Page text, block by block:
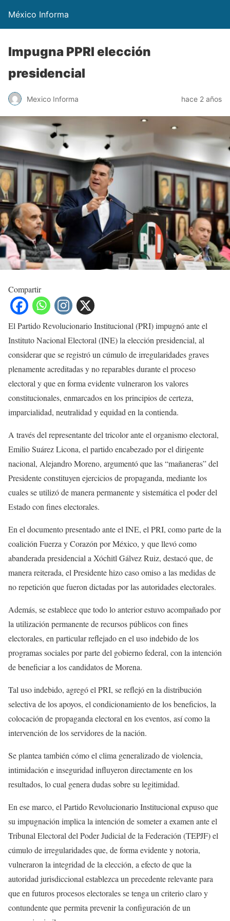
México Informa
Impugna PPRI elección
presidencial
Mexico Informa hace 2 años
Compartir
El Partido Revolucionario Institucional (PRI) impugnó ante el
Instituto Nacional Electoral (INE) la elección presidencial, al
considerar que se registró un cúmulo de irregularidades graves
plenamente acreditadas y no reparables durante el proceso
electoral y que en forma evidente vulneraron los valores
constitucionales, enmarcados en los principios de certeza,
imparcialidad, neutralidad y equidad en la contienda.
A través del representante del tricolor ante el organismo electoral,
Emilio Suárez Licona, el partido encabezado por el dirigente
nacional, Alejandro Moreno, argumentó que las “mañaneras” del
Presidente constituyen ejercicios de propaganda, mediante los
cuales se utilizó de manera permanente y sistemática el poder del
Estado con fines electorales.
En el documento presentado ante el INE, el PRI, como parte de la
coalición Fuerza y Corazón por México, y que llevó como
abanderada presidencial a Xóchitl Gálvez Ruiz, destacó que, de
manera reiterada, el Presidente hizo caso omiso a las medidas de
no repetición que fueron dictadas por las autoridades electorales.
Además, se establece que todo lo anterior estuvo acompañado por
la utilización permanente de recursos públicos con fines
electorales, en particular reflejado en el uso indebido de los
programas sociales por parte del gobierno federal, con la intención
de beneficiar a los candidatos de Morena.
Tal uso indebido, agregó el PRI, se reflejó en la distribución
selectiva de los apoyos, el condicionamiento de los beneficios, la
colocación de propaganda electoral en los eventos, así como la
intervención de los servidores de la nación.
Se plantea también cómo el clima generalizado de violencia,
intimidación e inseguridad influyeron directamente en los
resultados, lo cual genera dudas sobre su legitimidad.
En ese marco, el Partido Revolucionario Institucional expuso que
su impugnación implica la intención de someter a examen ante el
Tribunal Electoral del Poder Judicial de la Federación (TEPJF) el
cúmulo de irregularidades que, de forma evidente y notoria,
vulneraron la integridad de la elección, a efecto de que la
autoridad jurisdiccional establezca un precedente relevante para
que en futuros procesos electorales se tenga un criterio claro y
contundente que permita prevenir la configuración de un